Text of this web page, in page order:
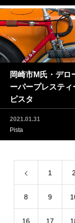
岡崎市M氏・デロ
ーパープレスティ
ピスタ
2021.01.31
Pista
1 2
8 9
16 17